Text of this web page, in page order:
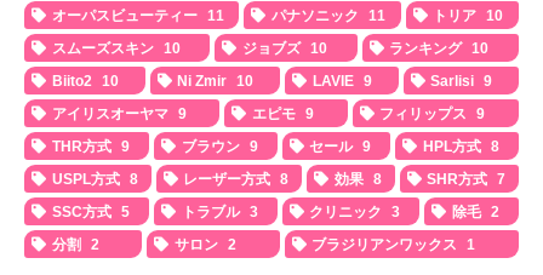
オーパスビューティー 11 パナソニック 11 トリア
10
スムーズスキン 10 ジョブズ 10 ランキング 10
Biito2 10 Ni Zmir 10 LAVIE 9 Sarlisi 9
アイリスオーヤマ 9 エピモ 9 フィリップス
9
THR方式 9 ブラウン 9 セール 9 HPL方式 8
USPL方式 8 レーザー方式 8 効果 8 SHR方式 7
SSC方式 5 トラブル 3 クリニック 3 除毛 2
分割
2 サロン 2 ブラジリアンワックス 1